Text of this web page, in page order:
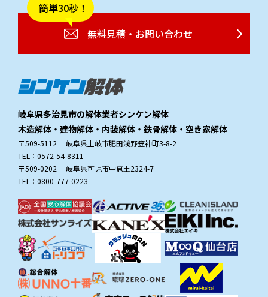
簡単30秒！
無料見積・お問い合わせ
岐阜県多治見市の解体業者シンケン解体
木造解体・建物解体・内装解体・鉄骨解体・空き家解体
〒509-5112 岐阜県土岐市肥田浅野笠神町3-8-2
TEL：0572-54-8311
〒509-0202 岐阜県可児市中恵土2324-7
TEL：0800-777-0223